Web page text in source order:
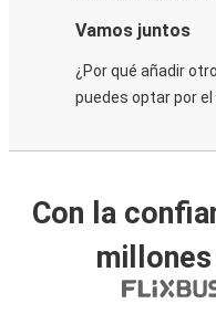
Vamos juntos
¿Por qué añadir
puedes optar por
Con la